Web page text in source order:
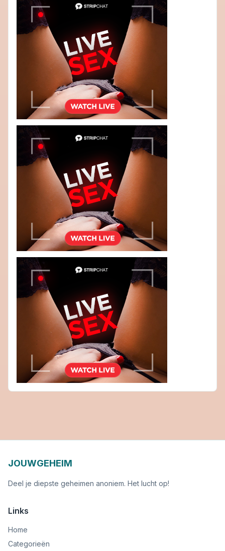
JOUWGEHEIM
Deel je diepste geheimen anoniem. Het lucht op!
Links
Home
Categorieën